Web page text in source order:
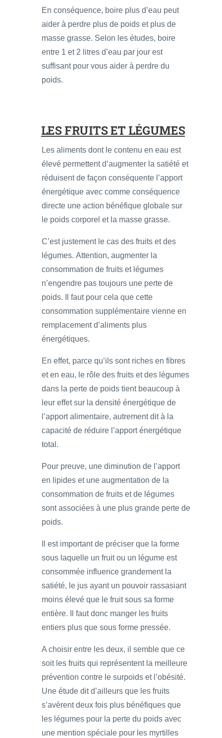
En conséquence, boire plus d’eau peut
aider à perdre plus de poids et plus de
masse grasse. Selon les études, boire
entre 1 et 2 litres d’eau par jour est
suffisant pour vous aider à perdre du
poids.
LES FRUITS ET LÉGUMES
Les aliments dont le contenu en eau est
élevé permettent d’augmenter la satiété et
réduisent de façon conséquente l’apport
énergétique avec comme conséquence
directe une action bénéfique globale sur
le poids corporel et la masse grasse.
C’est justement le cas des fruits et des
légumes. Attention, augmenter la
consommation de fruits et légumes
n’engendre pas toujours une perte de
poids. Il faut pour cela que cette
consommation supplémentaire vienne en
remplacement d’aliments plus
énergétiques.
En effet, parce qu’ils sont riches en fibres
et en eau, le rôle des fruits et des légumes
dans la perte de poids tient beaucoup à
leur effet sur la densité énergétique de
l’apport alimentaire, autrement dit à la
capacité de réduire l’apport énergétique
total.
Pour preuve, une diminution de l’apport
en lipides et une augmentation de la
consommation de fruits et de légumes
sont associées à une plus grande perte de
poids.
Il est important de préciser que la forme
sous laquelle un fruit ou un légume est
consommée influence grandement la
satiété, le jus ayant un pouvoir rassasiant
moins élevé que le fruit sous sa forme
entière. Il faut donc manger les fruits
entiers plus que sous forme pressée.
A choisir entre les deux, il semble que ce
soit les fruits qui représentent la meilleure
prévention contre le surpoids et l’obésité.
Une étude dit d’ailleurs que les fruits
s’avèrent deux fois plus bénéfiques que
les légumes pour la perte du poids avec
une mention spéciale pour les myrtilles